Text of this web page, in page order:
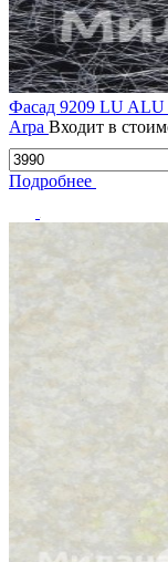
Фасад 9209 LU ALU
Arpa Входит в
Подробнее